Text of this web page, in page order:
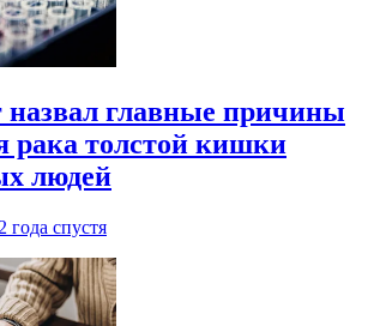
назвал главные причины
рака толстой кишки
людей
2 года спустя